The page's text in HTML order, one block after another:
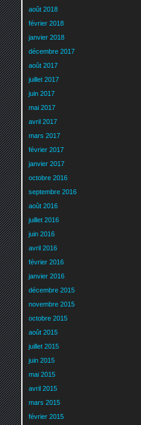
août 2018
février 2018
janvier 2018
décembre 2017
août 2017
juillet 2017
juin 2017
mai 2017
avril 2017
mars 2017
février 2017
janvier 2017
octobre 2016
septembre 2016
août 2016
juillet 2016
juin 2016
avril 2016
février 2016
janvier 2016
décembre 2015
novembre 2015
octobre 2015
août 2015
juillet 2015
juin 2015
mai 2015
avril 2015
mars 2015
février 2015